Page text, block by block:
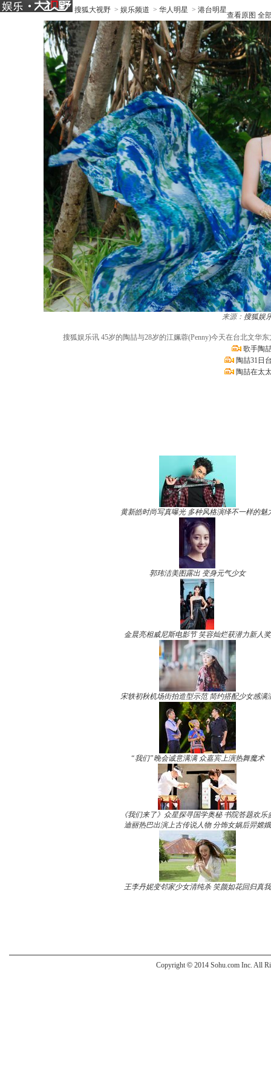
搜狐大视野 > 娱乐频道 > 华人明星 > 港台明星
查看原图 全
来源： 搜狐娱
搜狐娱乐讯 45岁的陶喆与28岁的江姵蓉(Penny)今天在台北文华
歌手陶
陶喆31日
陶喆在太
黄新皓时尚写真曝光 多种风格演绎不一样的魅
郭玮洁美图露出 变身元气少女
金晨亮相威尼斯电影节 笑容灿烂获潜力新人奖
宋轶初秋机场街拍造型示范 简约搭配少女感满
“我们”晚会诚意满满 众嘉宾上演热舞魔术
《我们来了》众星探寻国学奥秘 书院答题欢乐
迪丽热巴出演上古传说人物 分饰女娲后羿嫦娥
王李丹妮变邻家少女清纯杀 笑颜如花回归真我
Copyright © 2014 Sohu.com Inc. All